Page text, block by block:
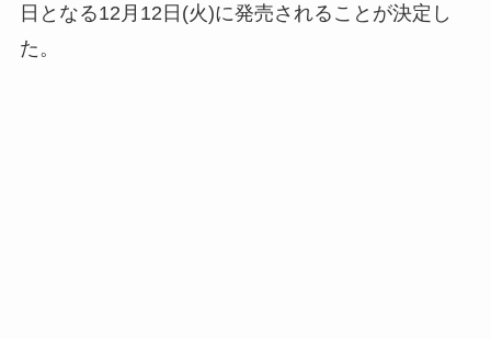
日となる12月12日(火)に発売されることが決定し
た。